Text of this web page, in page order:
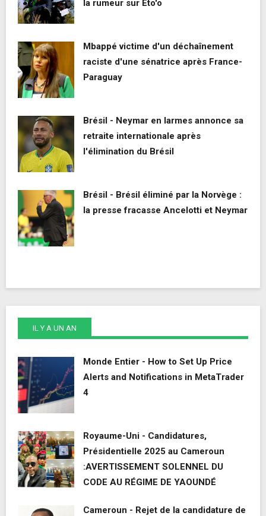
la rumeur sur Eto'o
Mbappé victime d'un déchaînement
raciste d'une sénatrice après France-
Paraguay
Brésil - Neymar en larmes annonce sa
retraite internationale après
l'élimination du Brésil
Brésil - Brésil éliminé par la Norvège :
la presse fracasse Ancelotti et Neymar
IL Y A UN AN
Monde Entier - How to Set Up Price
Alerts and Notifications in MetaTrader
4
Royaume-Uni - Candidatures,
Présidentielle 2025 au Cameroun
:AVERTISSEMENT SOLENNEL DU
CODE AU RÉGIME DE YAOUNDÉ
Cameroun - Rejet de la candidature de